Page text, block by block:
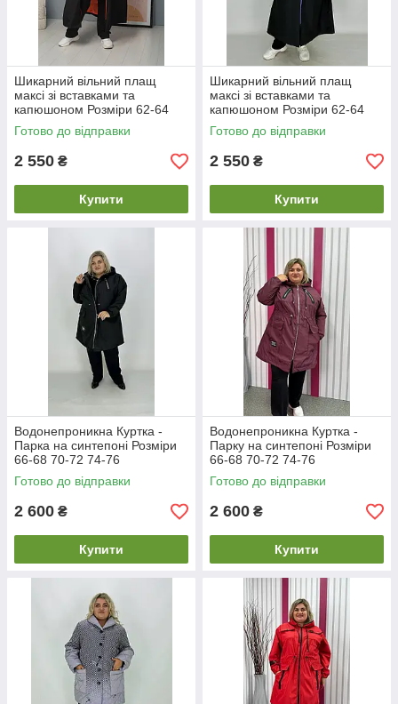
Шикарний вільний плащ
максі зі вставками та
капюшоном Розміри 62-64
Готово до відправки
2 550 ₴
Купити
Шикарний вільний плащ
максі зі вставками та
капюшоном Розміри 62-64
66-68 70-72
Готово до відправки
2 550 ₴
Купити
Водонепроникна Куртка -
Парка на синтепоні Розміри
66-68 70-72 74-76
Готово до відправки
2 600 ₴
Купити
Водонепроникна Куртка -
Парку на синтепоні Розміри
66-68 70-72 74-76
Готово до відправки
2 600 ₴
Купити